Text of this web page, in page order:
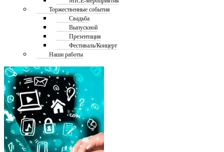
Торжественные события
Свадьба
Выпускной
Презентация
Фестиваль/Концерт
Наши работы